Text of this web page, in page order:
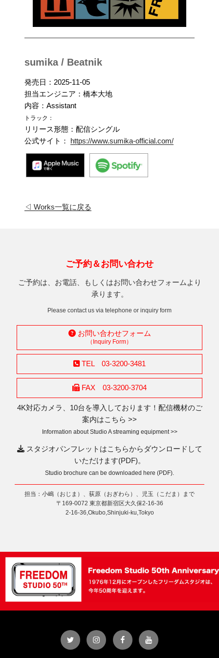
sumika / Beatnik
発売日：2025-11-05
担当エンジニア：橋本大地
内容：Assistant
トラック：
リリース形態：配信シングル
公式サイト： https://www.sumika-official.com/
◁ Works一覧に戻る
ご予約＆お問い合わせ
ご予約は、お電話、もしくはお問い合わせフォームより
承ります。
Please contact us via telephone or inquiry form
お問い合わせフォーム
（Inquiry Form）
TEL 03-3200-3481
FAX 03-3200-3704
4K対応カメラ、10台を導入しております！配信機材のご
案内はこちら >>
Information about Studio A streaming equipment >>
スタジオパンフレットはこちらからダウンロードして
いただけます(PDF)。
Studio brochure can be downloaded here (PDF).
担当：小嶋（おじま）、荻原（おぎわら）、児玉（こだま）まで
〒169-0072 東京都新宿区大久保2-16-36
2-16-36,Okubo,Shinjuki-ku,Tokyo
Twitter InstagramFacebookYouTube